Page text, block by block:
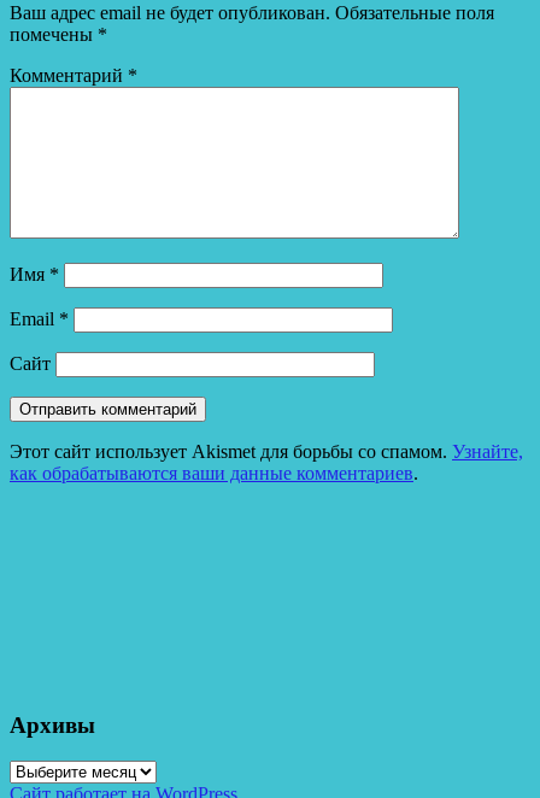
Ваш адрес email не будет опубликован. Обязательные поля
помечены *
Комментарий *
Имя *
Email *
Сайт
Этот сайт использует Akismet для борьбы со спамом. Узнайте,
как обрабатываются ваши данные комментариев.
Архивы
Архивы